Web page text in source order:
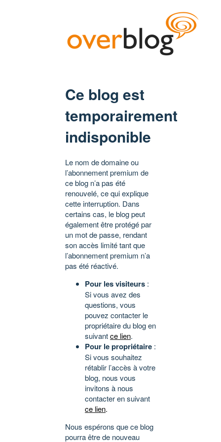
Ce blog est
temporairement
indisponible
Le nom de domaine ou
l’abonnement premium de
ce blog n’a pas été
renouvelé, ce qui explique
cette interruption. Dans
certains cas, le blog peut
également être protégé par
un mot de passe, rendant
son accès limité tant que
l’abonnement premium n’a
pas été réactivé.
Pour les visiteurs :
Si vous avez des
questions, vous
pouvez contacter le
propriétaire du blog en
suivantce lien.
Pour le propriétaire :
Si vous souhaitez
rétablir l’accès à votre
blog, nous vous
invitons à nous
contacter en suivant
ce lien.
Nous espérons que ce blog
pourra être de nouveau